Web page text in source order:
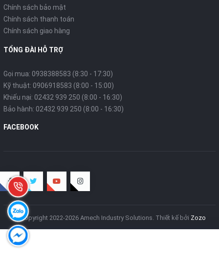
Chính sách bảo mật
Chính sách thanh toán
Chính sách giao hàng
TỔNG ĐÀI HỖ TRỢ
Gọi mua: 0938388583 (8:30 - 17:30)
Kỹ thuật: 0906918583 (8:00 - 15:00)
Khiếu nại: 02432 939 250 (8:00 - 16:30)
Bảo hành: 02432 939 250 (8:00 - 16:30)
FACEBOOK
© Copyright 2022-2026 Amech Industry Solutions. Thiết kế bởi Zozo